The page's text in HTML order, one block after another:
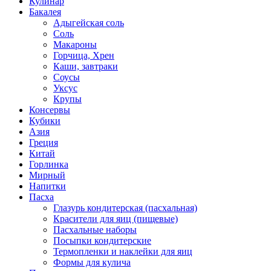
Бакалея
Адыгейская соль
Соль
Макароны
Горчица, Хрен
Каши, завтраки
Соусы
Уксус
Крупы
Консервы
Кубики
Азия
Греция
Китай
Горлинка
Мирный
Напитки
Пасха
Глазурь кондитерская (пасхальная)
Красители для яиц (пищевые)
Пасхальные наборы
Посыпки кондитерские
Термопленки и наклейки для яиц
Формы для кулича